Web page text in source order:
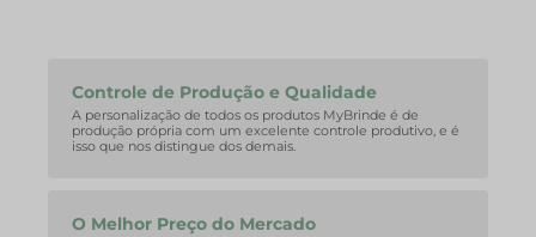
Controle de Produção e Qualidade
A personalização de todos os produtos MyBrinde é de
produção própria com um excelente controle produtivo, e é
isso que nos distingue dos demais.
O Melhor Preço do Mercado